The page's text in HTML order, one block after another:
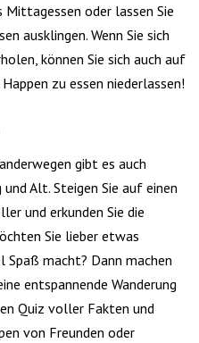
Mittagessen oder lassen Sie
ausklingen. Wenn Sie sich
können Sie sich auch auf
zu essen niederlassen!
gibt es auch
Alt. Steigen Sie auf einen
und erkunden Sie die
Sie lieber etwas
Spaß macht? Dann machen
entspannende Wanderung
Quiz voller Fakten und
von Freunden oder